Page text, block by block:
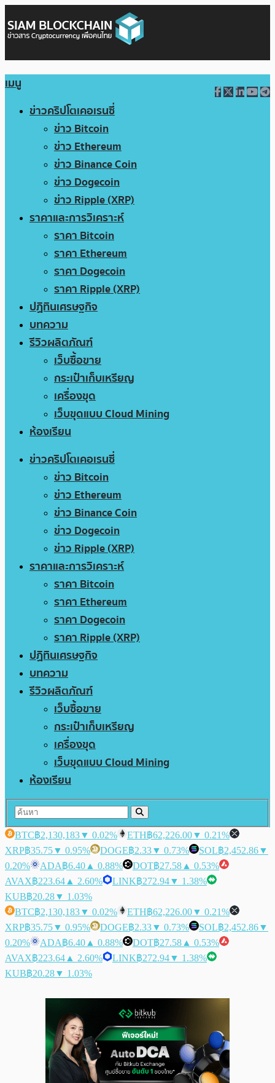
เมนู
ข่าวคริปโตเคอเรนซี่
ข่าว Bitcoin
ข่าว Ethereum
ข่าว Binance Coin
ข่าว Dogecoin
ข่าว Ripple (XRP)
ราคาและการวิเคราะห์
ราคา Bitcoin
ราคา Ethereum
ราคา Dogecoin
ราคา Ripple (XRP)
ปฏิทินเศรษฐกิจ
บทความ
รีวิวผลิตภัณฑ์
เว็บซื้อขาย
กระเป๋าเก็บเหรียญ
เครื่องขุด
เว็บขุดแบบ Cloud Mining
ห้องเรียน
ข่าวคริปโตเคอเรนซี่
ข่าว Bitcoin
ข่าว Ethereum
ข่าว Binance Coin
ข่าว Dogecoin
ข่าว Ripple (XRP)
ราคาและการวิเคราะห์
ราคา Bitcoin
ราคา Ethereum
ราคา Dogecoin
ราคา Ripple (XRP)
ปฏิทินเศรษฐกิจ
บทความ
รีวิวผลิตภัณฑ์
เว็บซื้อขาย
กระเป๋าเก็บเหรียญ
เครื่องขุด
เว็บขุดแบบ Cloud Mining
ห้องเรียน
BTC฿2,130,183▼ 0.02% ETH฿62,226.00▼ 0.21%
XRP฿35.75▼ 0.95% DOGE฿2.33▼ 0.73% SOL฿2,452.86▼
0.20%
ADA฿6.40 ▲ 0.88% DOT฿27.58 ▲ 0.53%
AVAX฿223.64 ▲ 2.60% LINK฿272.94▼ 1.38%
KUB฿20.28▼ 1.03%
BTC฿2,130,183▼ 0.02% ETH฿62,226.00▼ 0.21%
XRP฿35.75▼ 0.95% DOGE฿2.33▼ 0.73% SOL฿2,452.86▼
0.20%
ADA฿6.40 ▲ 0.88% DOT฿27.58 ▲ 0.53%
AVAX฿223.64 ▲ 2.60% LINK฿272.94▼ 1.38%
KUB฿20.28▼ 1.03%